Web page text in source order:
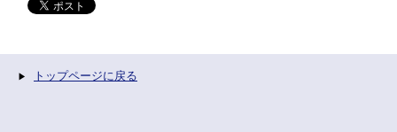
トップページに戻る